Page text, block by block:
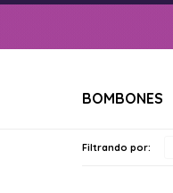
BOMBONES
Filtrando por: